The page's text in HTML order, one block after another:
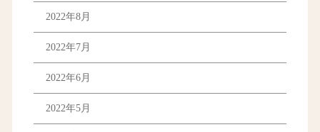
2022年8月
2022年7月
2022年6月
2022年5月